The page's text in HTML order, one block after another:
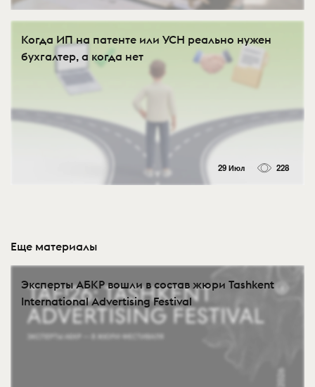
Когда ИП на патенте или УСН реально нужен
бухгалтер, а когда нет
29 Июл 228
Еще материалы
Эксперты АБКР вошли в состав жюри Tashkent
International Advertising Festival